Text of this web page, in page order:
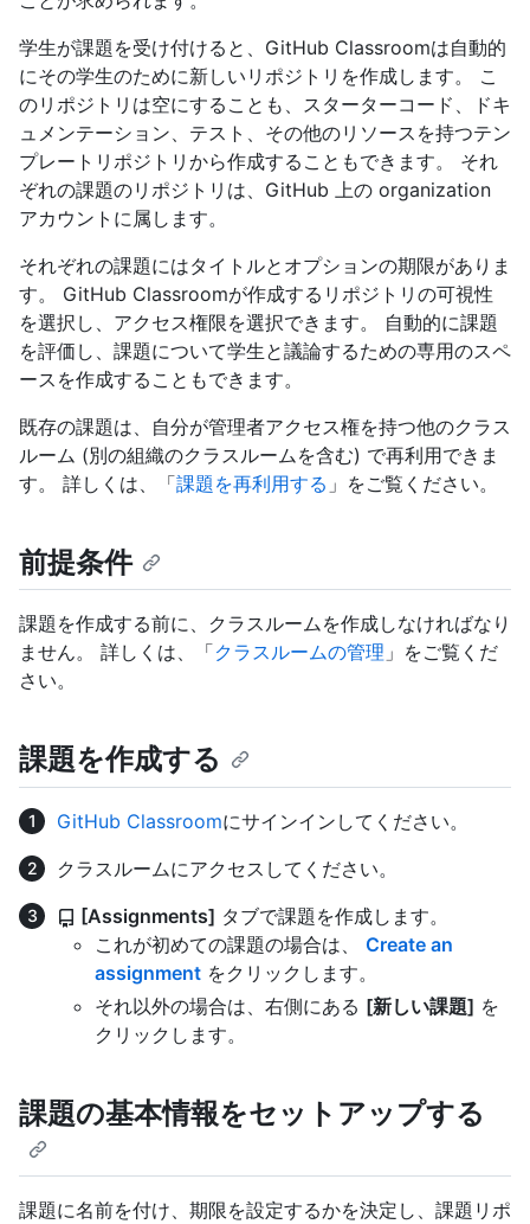
学生が課題を受け付けると、GitHub Classroomは自動的
にその学生のために新しいリポジトリを作成します。 こ
のリポジトリは空にすることも、スターターコード、ドキ
ュメンテーション、テスト、その他のリソースを持つテン
プレートリポジトリから作成することもできます。 それ
ぞれの課題のリポジトリは、GitHub 上の organization
アカウントに属します。
それぞれの課題にはタイトルとオプションの期限がありま
す。 GitHub Classroomが作成するリポジトリの可視性
を選択し、アクセス権限を選択できます。 自動的に課題
を評価し、課題について学生と議論するための専用のスペ
ースを作成することもできます。
既存の課題は、自分が管理者アクセス権を持つ他のクラス
ルーム (別の組織のクラスルームを含む) で再利用できま
す。 詳しくは、「課題を再利用する 」をご覧ください。
前提条件
課題を作成する前に、クラスルームを作成しなければなり
ません。 詳しくは、「クラスルームの管理 」をご覧くだ
さい。
課題を作成する
GitHub Classroomにサインインしてください。
クラスルームにアクセスしてください。
[Assignments] タブで課題を作成します。
これが初めての課題の場合は、 Create an
assignment をクリックします。
それ以外の場合は、右側にある [新しい課題] を
クリックします。
課題の基本情報をセットアップする
課題に名前を付け、期限を設定するかを決定し、課題リポ